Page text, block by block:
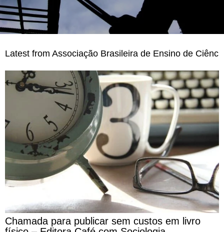
Latest from Associação Brasileira de Ensino de
Chamada para publicar sem custos em livro